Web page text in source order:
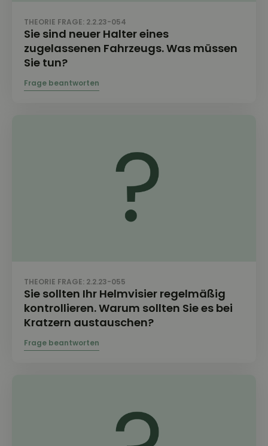
THEORIE FRAGE: 2.2.23-054
Sie sind neuer Halter eines
zugelassenen Fahrzeugs. Was müssen
Sie tun?
THEORIE FRAGE: 2.2.23-055
Sie sollten Ihr Helmvisier regelmäßig
kontrollieren. Warum sollten Sie es bei
Kratzern austauschen?